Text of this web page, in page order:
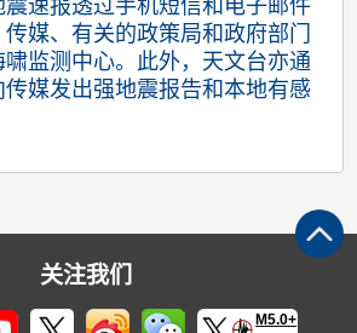
速报透过手机短信和电子邮件
媒、有关的政策局和政府部门
啸监测中心。此外，天文台亦通
媒发出强地震报告和本地有感
关注我们
M5.0+